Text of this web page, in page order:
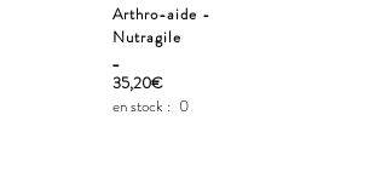
Arthro-aide -
Nutragile
_
35,20€
en stock : 0